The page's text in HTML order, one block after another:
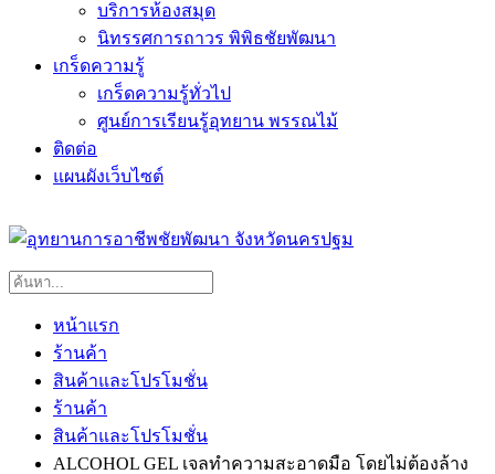
บริการห้องสมุด
นิทรรศการถาวร พิพิธชัยพัฒนา
เกร็ดความรู้
เกร็ดความรู้ทั่วไป
ศูนย์การเรียนรู้อุทยาน พรรณไม้
ติดต่อ
แผนผังเว็บไซต์
หน้าแรก
ร้านค้า
สินค้าและโปรโมชั่น
ร้านค้า
สินค้าและโปรโมชั่น
ALCOHOL GEL เจลทำความสะอาดมือ โดยไม่ต้องล้าง